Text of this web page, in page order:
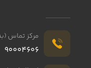
مرکز تماس
90004606